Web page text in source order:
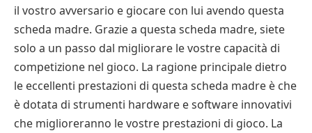
il vostro avversario e giocare con lui avendo questa
scheda madre. Grazie a questa scheda madre, siete
solo a un passo dal migliorare le vostre capacità di
competizione nel gioco. La ragione principale dietro
le eccellenti prestazioni di questa scheda madre è che
è dotata di strumenti hardware e software innovativi
che miglioreranno le vostre prestazioni di gioco. La